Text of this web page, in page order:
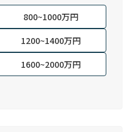
800~1000万円
1200~1400万円
1600~2000万円